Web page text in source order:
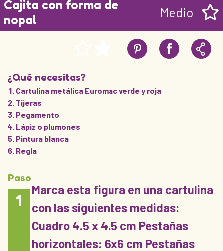
Cajita con forma de
nopal
Medio
¿Qué necesitas?
Cartulina metálica Euromac verde y roja
Tijeras
Pegamento
Lápiz o plumones
Pintura blanca
Regla
Paso
1
Marca esta figura en una cartulina
con las siguientes medidas:
Cuadro 4.5 x 4.5 cm Pestañas
horizontales: 6x6 cm Pestañas